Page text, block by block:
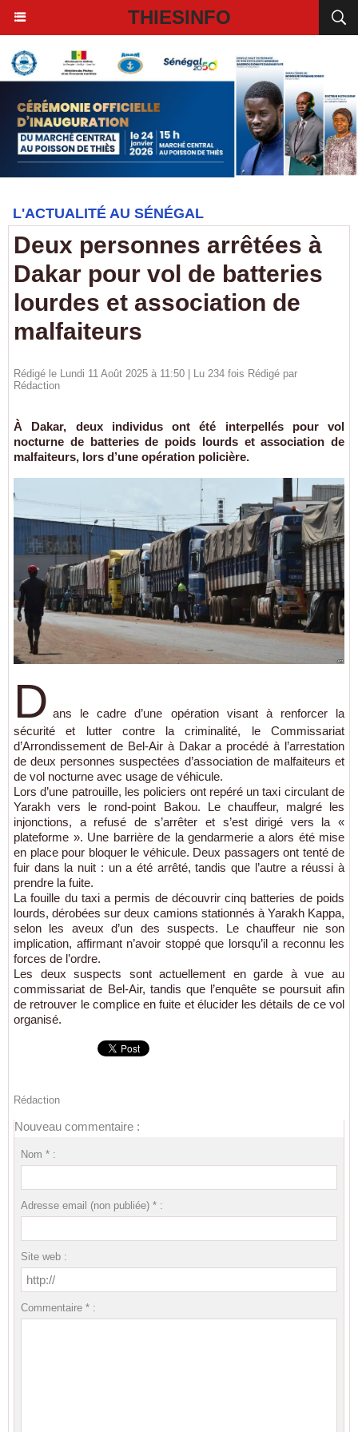
THIESINFO
L'ACTUALITÉ AU SÉNÉGAL
Deux personnes arrêtées à
Dakar pour vol de batteries
lourdes et association de
malfaiteurs
Rédigé le Lundi 11 Août 2025 à 11:50 | Lu 234 fois Rédigé par
Rédaction
À Dakar, deux individus ont été interpellés pour vol
nocturne de batteries de poids lourds et association de
malfaiteurs, lors d’une opération policière.
D ans le cadre d’une opération visant à renforcer la
sécurité et lutter contre la criminalité, le Commissariat
d’Arrondissement de Bel-Air à Dakar a procédé à l’arrestation
de deux personnes suspectées d’association de malfaiteurs et
de vol nocturne avec usage de véhicule.
Lors d’une patrouille, les policiers ont repéré un taxi circulant de
Yarakh vers le rond-point Bakou. Le chauffeur, malgré les
injonctions, a refusé de s’arrêter et s’est dirigé vers la «
plateforme ». Une barrière de la gendarmerie a alors été mise
en place pour bloquer le véhicule. Deux passagers ont tenté de
fuir dans la nuit : un a été arrêté, tandis que l’autre a réussi à
prendre la fuite.
La fouille du taxi a permis de découvrir cinq batteries de poids
lourds, dérobées sur deux camions stationnés à Yarakh Kappa,
selon les aveux d’un des suspects. Le chauffeur nie son
implication, affirmant n’avoir stoppé que lorsqu’il a reconnu les
forces de l’ordre.
Les deux suspects sont actuellement en garde à vue au
commissariat de Bel-Air, tandis que l’enquête se poursuit afin
de retrouver le complice en fuite et élucider les détails de ce vol
organisé.
Rédaction
Nouveau commentaire :
Nom * :
Adresse email (non publiée) * :
Site web :
Commentaire * :